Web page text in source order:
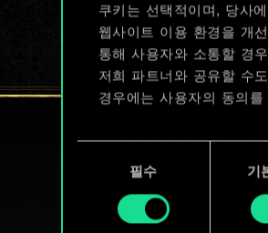
쿠키는 선택적이며, 당사
웹사이트 이용 환경을 개
통해 사용자와 소통할 경
저희 파트너와 공유할 수
경우에는 사용자의 동의
쿠키 사용에 관한 세부 사
확인할 수 있습니다.
필수 기